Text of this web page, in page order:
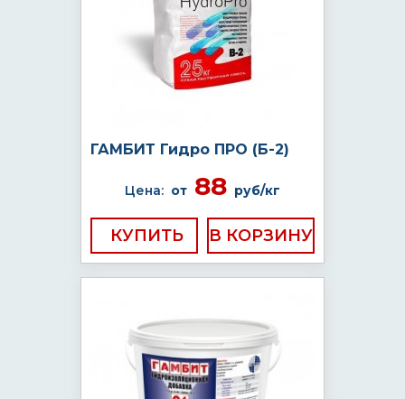
ГАМБИТ Гидро ПРО (Б-2)
Цена: от 88 руб/кг
КУПИТЬ